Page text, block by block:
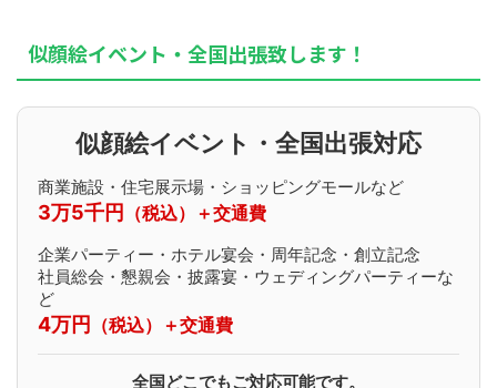
似顔絵イベント・全国出張致します！
似顔絵イベント・全国出張対応
商業施設・住宅展示場・ショッピングモールなど
3万5千円 （税込）＋交通費
企業パーティー・ホテル宴会・周年記念・創立記念
社員総会・懇親会・披露宴・ウェディングパーティーな
ど
4万円 （税込）＋交通費
全国どこでもご対応可能です。